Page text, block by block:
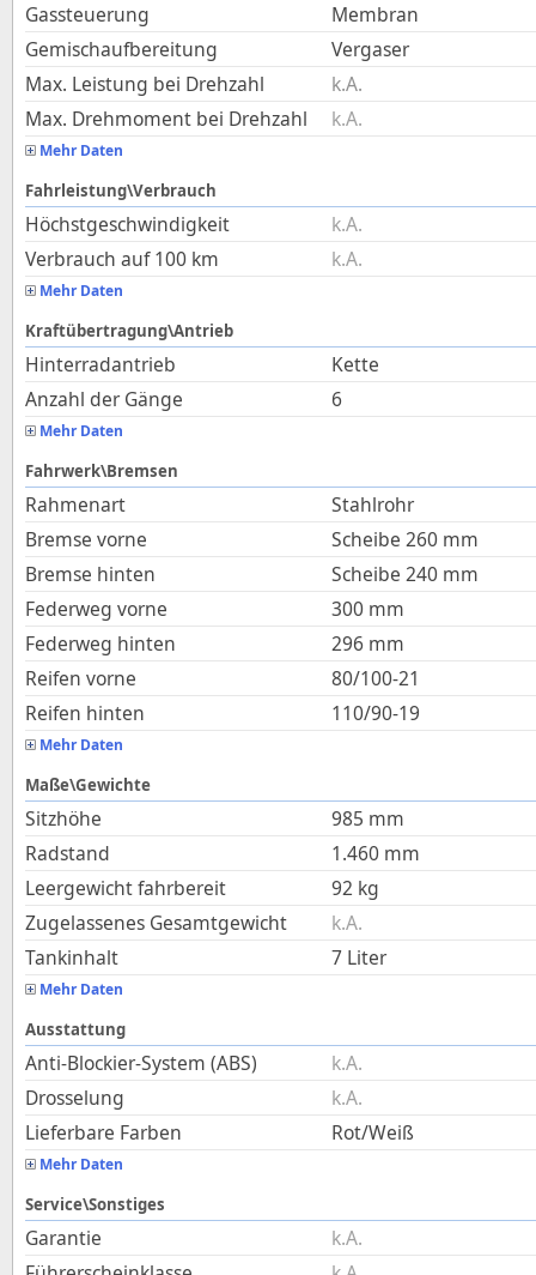
Gassteuerung
Membran
Gemischaufbereitung
Vergaser
Max. Leistung bei Drehzahl
k.A.
Max. Drehmoment bei Drehzahl
k.A.
Mehr Daten
Fahrleistung\Verbrauch
Höchstgeschwindigkeit
k.A.
Verbrauch auf 100 km
k.A.
Mehr Daten
Kraftübertragung\Antrieb
Hinterradantrieb
Kette
Anzahl der Gänge
6
Mehr Daten
Fahrwerk\Bremsen
Rahmenart
Stahlrohr
Bremse vorne
Scheibe 260 mm
Bremse hinten
Scheibe 240 mm
Federweg vorne
300 mm
Federweg hinten
296 mm
Reifen vorne
80/100-21
Reifen hinten
110/90-19
Mehr Daten
Maße\Gewichte
Sitzhöhe 985 mm
Radstand
1.460 mm
Leergewicht fahrbereit
92 kg
Zugelassenes Gesamtgewicht
k.A.
Tankinhalt
7 Liter
Mehr Daten
Ausstattung
Anti-Blockier-System (ABS)
k.A.
Drosselung
k.A.
Lieferbare Farben
Rot/Weiß
Mehr Daten
Service\Sonstiges
Garantie
k.A.